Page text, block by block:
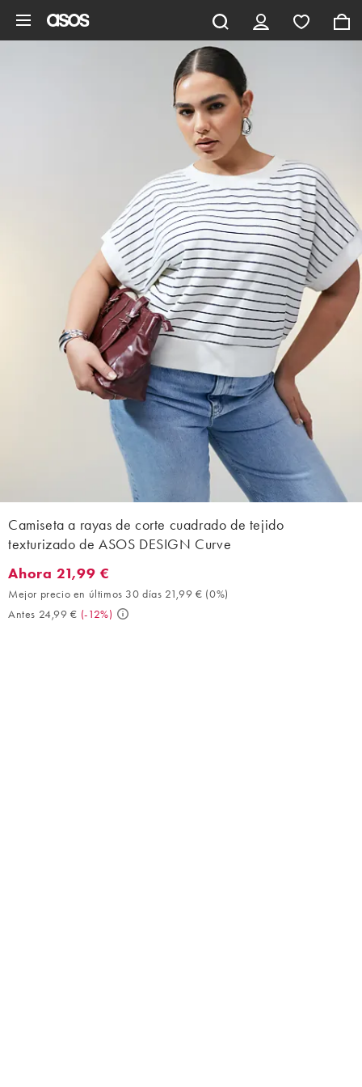
Camiseta a rayas de corte cuadrado de tejido
texturizado de ASOS DESIGN Curve
Ahora 21,99 €. Mejor precio en últimos 30 días 21,99 € (0%).
Ahora 21,99 €
Mejor precio en últimos 30 días 21,99 € (0%)
Antes 24,99 € (-12%)